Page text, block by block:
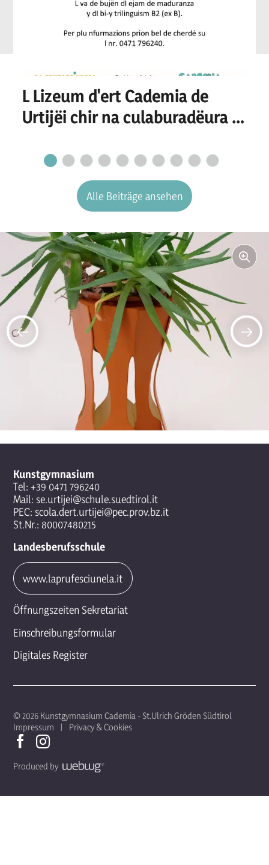
L Lizeum d'ert Cademia de
Urtijëi chir na culaburadëura o
secretariat
Alle Beiträge ansehen
Kunstgymnasium
Tel: +39 0471 796240
Mail: se.urtijei@schule.suedtirol.it
PEC: scola.dert.urtijei@pec.prov.bz.it
St.Nr.: 80007480215
Landesberufsschule
www.laprufesciunela.it
Öffnungszeiten Sekretariat
Einschreibungsformular
Digitales Register
© 2026 Kunstgymnasium Cademia - St.Ulrich Gröden Südtirol
Impressum
Privacy & Cookies
Produced by